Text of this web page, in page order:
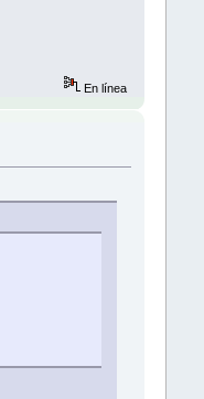
En línea